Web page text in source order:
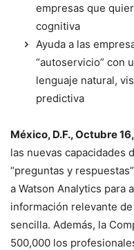
empresas que
cognitiva
Ayuda a las
“autoservicio” con
lenguaje natural,
predictiva
México, D.F., Octubre
las nuevas capacidades
“preguntas y
a Watson Analytics para
información relevante
sencilla. Además, la
500,000 los